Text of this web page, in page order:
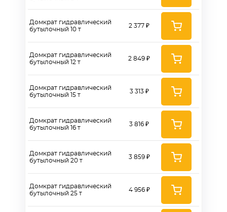
Домкрат гидравлический
бутылочный 10 т
Домкрат гидравлический
бутылочный 12 т
Домкрат гидравлический
бутылочный 15 т
Домкрат гидравлический
бутылочный 16 т
Домкрат гидравлический
бутылочный 20 т
Домкрат гидравлический
бутылочный 25 т
2 377 ₽
2 849 ₽
3 313 ₽
3 816 ₽
3 859 ₽
4 956 ₽